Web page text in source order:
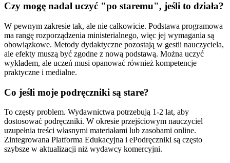
Czy mogę nadal uczyć "po staremu", jeśli to działa?
W pewnym zakresie tak, ale nie całkowicie. Podstawa programowa
ma rangę rozporządzenia ministerialnego, więc jej wymagania są
obowiązkowe. Metody dydaktyczne pozostają w gestii nauczyciela,
ale efekty muszą być zgodne z nową podstawą. Można uczyć
wykładem, ale uczeń musi opanować również kompetencje
praktyczne i medialne.
Co jeśli moje podręczniki są stare?
To częsty problem. Wydawnictwa potrzebują 1-2 lat, aby
dostosować podręczniki. W okresie przejściowym nauczyciel
uzupełnia treści własnymi materiałami lub zasobami online.
Zintegrowana Platforma Edukacyjna i ePodręczniki są często
szybsze w aktualizacji niż wydawcy komercyjni.